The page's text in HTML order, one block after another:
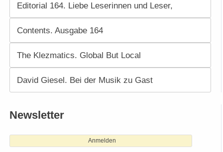
Editorial 164. Liebe Leserinnen und Leser,
Contents. Ausgabe 164
The Klezmatics. Global But Local
David Giesel. Bei der Musik zu Gast
Newsletter
Anmelden